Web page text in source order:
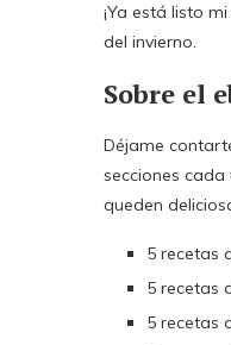
¡Ya está listo
del invierno.
Sobre el
Déjame
secciones
queden
5 recetas
5 recetas
5 recetas